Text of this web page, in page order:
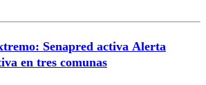
Senapred activa Alerta
en tres comunas